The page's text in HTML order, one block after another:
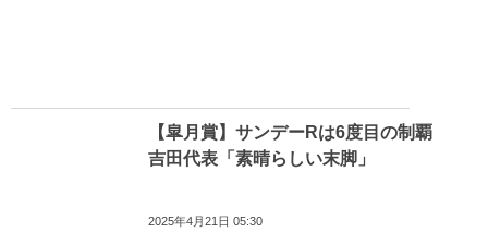
【皐月賞】サンデーRは6度目の制覇
吉田代表「素晴らしい末脚」
2025年4月21日 05:30